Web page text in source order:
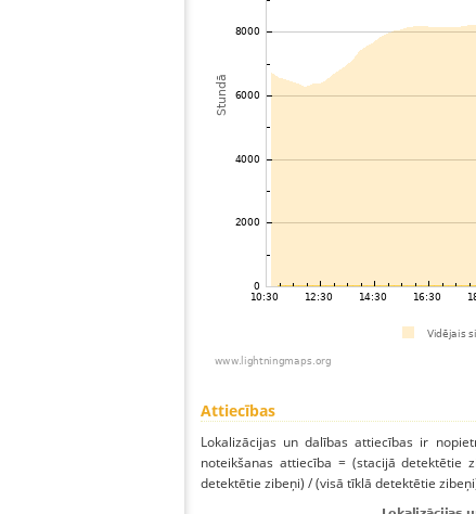
Attiecības
Lokalizācijas un dalības attiecības ir
noteikšanas attiecība = (stacijā detektētie
detektētie zibeņi) / (visā tīklā detektētie